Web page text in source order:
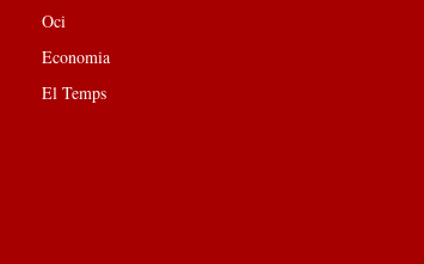
Oci
Economia
El Temps